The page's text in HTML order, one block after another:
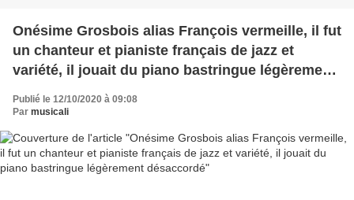
Onésime Grosbois alias François vermeille, il fut
un chanteur et pianiste français de jazz et
variété, il jouait du piano bastringue légèrement
Publié le 12/10/2020 à 09:08
Par musicali